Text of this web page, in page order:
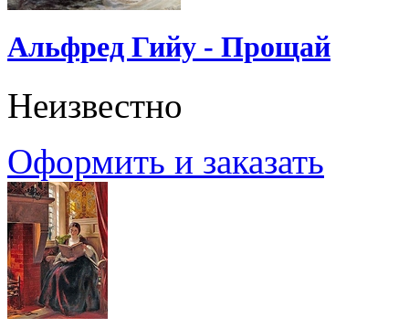
Альфред Гийу - Прощай
Неизвестно
Оформить и заказать